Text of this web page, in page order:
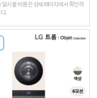
시불 비용은 상세페이지에서 확인하
.